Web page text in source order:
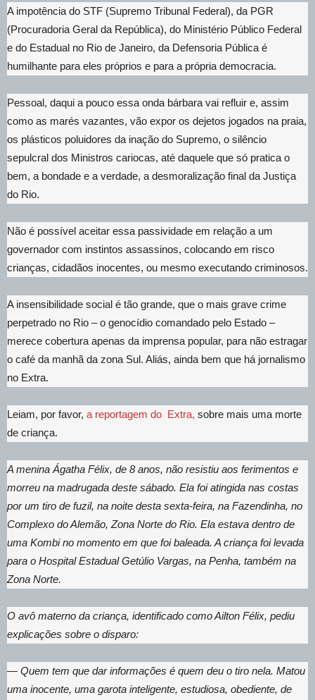
A impotência do STF (Supremo Tribunal Federal), da PGR
(Procuradoria Geral da República), do Ministério Público Federal
e do Estadual no Rio de Janeiro, da Defensoria Pública é
humilhante para eles próprios e para a própria democracia.
Pessoal, daqui a pouco essa onda bárbara vai refluir e, assim
como as marés vazantes, vão expor os dejetos jogados na praia,
os plásticos poluidores da inação do Supremo, o silêncio
sepulcral dos Ministros cariocas, até daquele que só pratica o
bem, a bondade e a verdade, a desmoralização final da Justiça
do Rio.
Não é possível aceitar essa passividade em relação a um
governador com instintos assassinos, colocando em risco
crianças, cidadãos inocentes, ou mesmo executando criminosos.
A insensibilidade social é tão grande, que o mais grave crime
perpetrado no Rio – o genocídio comandado pelo Estado –
merece cobertura apenas da imprensa popular, para não estragar
o café da manhã da zona Sul. Aliás, ainda bem que há jornalismo
no Extra.
Leiam, por favor, a reportagem do Extra, sobre mais uma morte
de criança.
A menina Ágatha Félix, de 8 anos, não resistiu aos ferimentos e
morreu na madrugada deste sábado. Ela foi atingida nas costas
por um tiro de fuzil, na noite desta sexta-feira, na Fazendinha, no
Complexo do Alemão, Zona Norte do Rio. Ela estava dentro de
uma Kombi no momento em que foi baleada. A criança foi levada
para o Hospital Estadual Getúlio Vargas, na Penha, também na
Zona Norte.
O avô materno da criança, identificado como Ailton Félix, pediu
explicações sobre o disparo:
— Quem tem que dar informações é quem deu o tiro nela. Matou
uma inocente, uma garota inteligente, estudiosa, obediente, de